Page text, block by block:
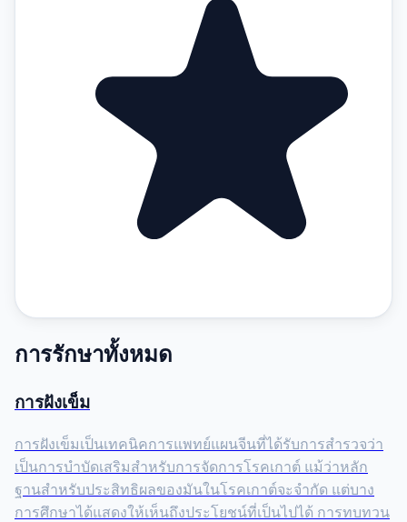
การรักษาทั้งหมด
การฝังเข็ม
การฝังเข็มเป็นเทคนิคการแพทย์แผนจีนที่ได้รับการสำรวจว่า
เป็นการบำบัดเสริมสำหรับการจัดการโรคเกาต์ แม้ว่าหลัก
ฐานสำหรับประสิทธิผลของมันในโรคเกาต์จะจำกัด แต่บาง
การศึกษาได้แสดงให้เห็นถึงประโยชน์ที่เป็นไปได้ การทบทวน